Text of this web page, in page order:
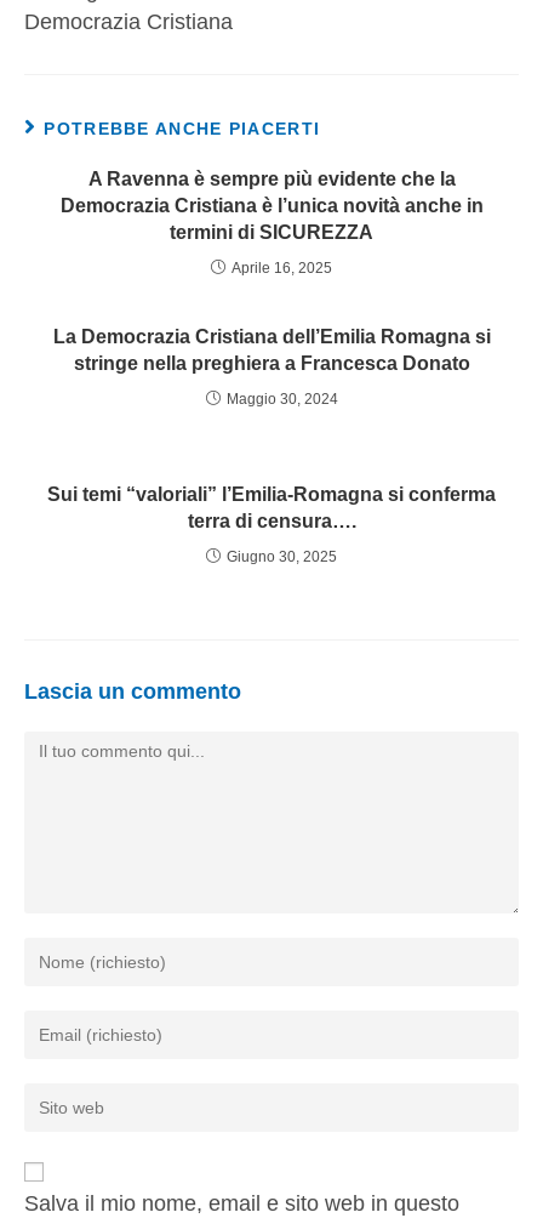
Democrazia Cristiana
POTREBBE ANCHE PIACERTI
A Ravenna è sempre più evidente che la
Democrazia Cristiana è l’unica novità anche in
termini di SICUREZZA
Aprile 16, 2025
La Democrazia Cristiana dell’Emilia Romagna si
stringe nella preghiera a Francesca Donato
Maggio 30, 2024
Sui temi “valoriali” l’Emilia-Romagna si conferma
terra di censura….
Giugno 30, 2025
Lascia un commento
Salva il mio nome, email e sito web in questo